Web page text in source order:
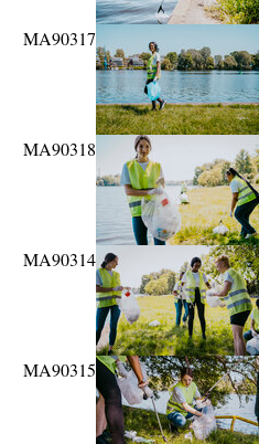
MA90317
MA90318
MA90314
MA90315